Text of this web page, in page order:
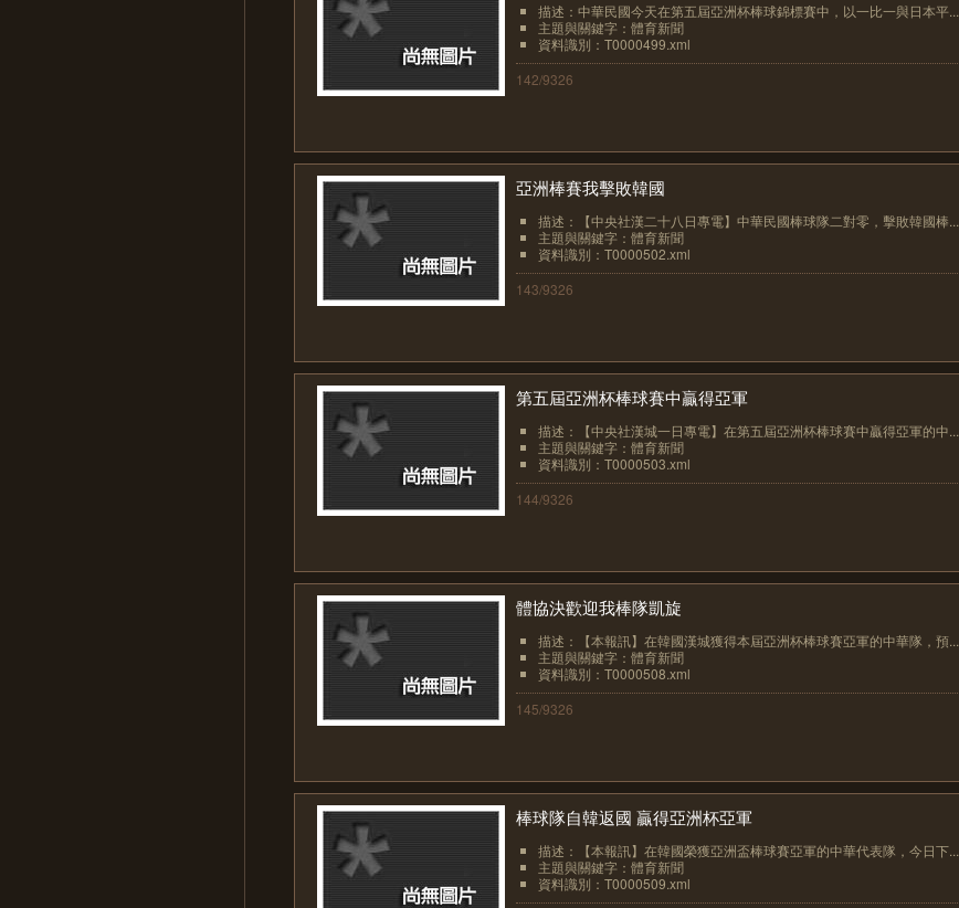
描述：中華民國今天在第五屆亞洲杯棒球錦標賽中，以一比一與日本平...
主題與關鍵字：體育新聞
資料識別：T0000499.xml
142/9326
亞洲棒賽我擊敗韓國
描述：【中央社漢二十八日專電】中華民國棒球隊二對零，擊敗韓國棒...
主題與關鍵字：體育新聞
資料識別：T0000502.xml
143/9326
第五屆亞洲杯棒球賽中贏得亞軍
描述：【中央社漢城一日專電】在第五屆亞洲杯棒球賽中贏得亞軍的中...
主題與關鍵字：體育新聞
資料識別：T0000503.xml
144/9326
體協決歡迎我棒隊凱旋
描述：【本報訊】在韓國漢城獲得本屆亞洲杯棒球賽亞軍的中華隊，預...
主題與關鍵字：體育新聞
資料識別：T0000508.xml
145/9326
棒球隊自韓返國 贏得亞洲杯亞軍
描述：【本報訊】在韓國榮獲亞洲盃棒球賽亞軍的中華代表隊，今日下...
主題與關鍵字：體育新聞
資料識別：T0000509.xml